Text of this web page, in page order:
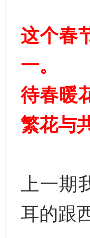
这个春
一。
待春暖
繁花与
上一期
耳的跟